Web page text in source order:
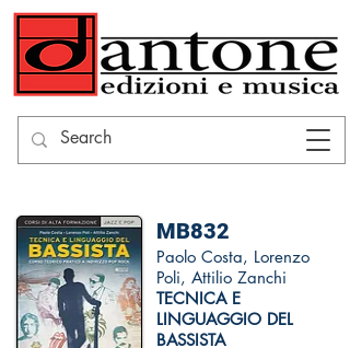
MB832
Paolo Costa, Lorenzo
Poli, Attilio Zanchi
TECNICA E
LINGUAGGIO DEL
BASSISTA